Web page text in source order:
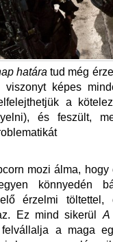
határa tud még
képes
a
és feszült,
mozi álma,
könnyedén
érzelmi
Ez mind sikerül A
a maga